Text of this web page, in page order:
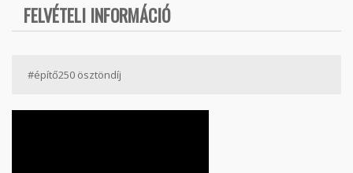
FELVÉTELI INFORMÁCIÓ
#építő250 ösztöndíj